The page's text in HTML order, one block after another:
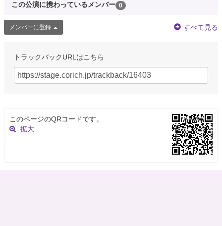
この公演に携わっているメンバー 0
メンバーに登録 すべて見る
トラックバックURLはこちら
このページのQRコードです。
拡大